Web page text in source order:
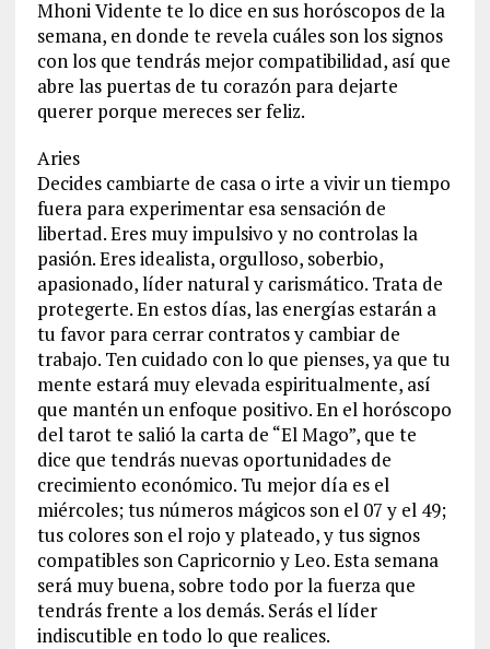
Mhoni Vidente te lo dice en sus horóscopos de la
semana, en donde te revela cuáles son los signos
con los que tendrás mejor compatibilidad, así que
abre las puertas de tu corazón para dejarte
querer porque mereces ser feliz.
Aries
Decides cambiarte de casa o irte a vivir un tiempo
fuera para experimentar esa sensación de
libertad. Eres muy impulsivo y no controlas la
pasión. Eres idealista, orgulloso, soberbio,
apasionado, líder natural y carismático. Trata de
protegerte. En estos días, las energías estarán a
tu favor para cerrar contratos y cambiar de
trabajo. Ten cuidado con lo que pienses, ya que tu
mente estará muy elevada espiritualmente, así
que mantén un enfoque positivo. En el horóscopo
del tarot te salió la carta de “El Mago”, que te
dice que tendrás nuevas oportunidades de
crecimiento económico. Tu mejor día es el
miércoles; tus números mágicos son el 07 y el 49;
tus colores son el rojo y plateado, y tus signos
compatibles son Capricornio y Leo. Esta semana
será muy buena, sobre todo por la fuerza que
tendrás frente a los demás. Serás el líder
indiscutible en todo lo que realices.